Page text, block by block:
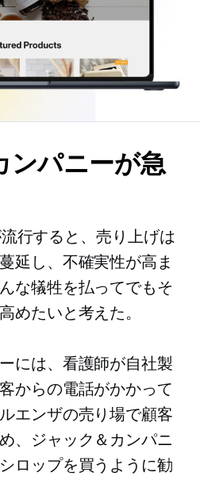
ンパニーが急
行すると、売り上げは
延し、不確実性が高ま
な犠牲を払ってでもそ
めたいと考えた。
には、看護師が自社製
からの電話がかかって
エンザの売り場で顧客
、ジャック＆カンパニ
ロップを買うように勧